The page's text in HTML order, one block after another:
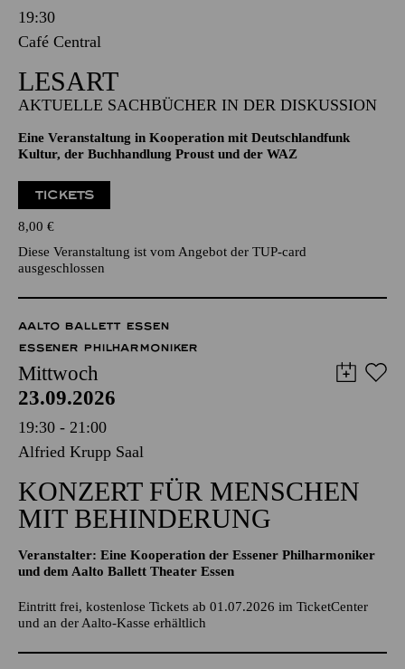
19:30
Café Central
LESART
AKTUELLE SACHBÜCHER IN DER DISKUSSION
Eine Veranstaltung in Kooperation mit Deutschlandfunk
Kultur, der Buchhandlung Proust und der WAZ
TICKETS
8,00 €
Diese Veranstaltung ist vom Angebot der TUP-card
ausgeschlossen
AALTO BALLETT ESSEN
ESSENER PHILHARMONIKER
Mittwoch
23.09.2026
19:30 - 21:00
Alfried Krupp Saal
KONZERT FÜR MENSCHEN
MIT BEHINDERUNG
Veranstalter: Eine Kooperation der Essener Philharmoniker
und dem Aalto Ballett Theater Essen
Eintritt frei, kostenlose Tickets ab 01.07.2026 im TicketCenter
und an der Aalto-Kasse erhältlich